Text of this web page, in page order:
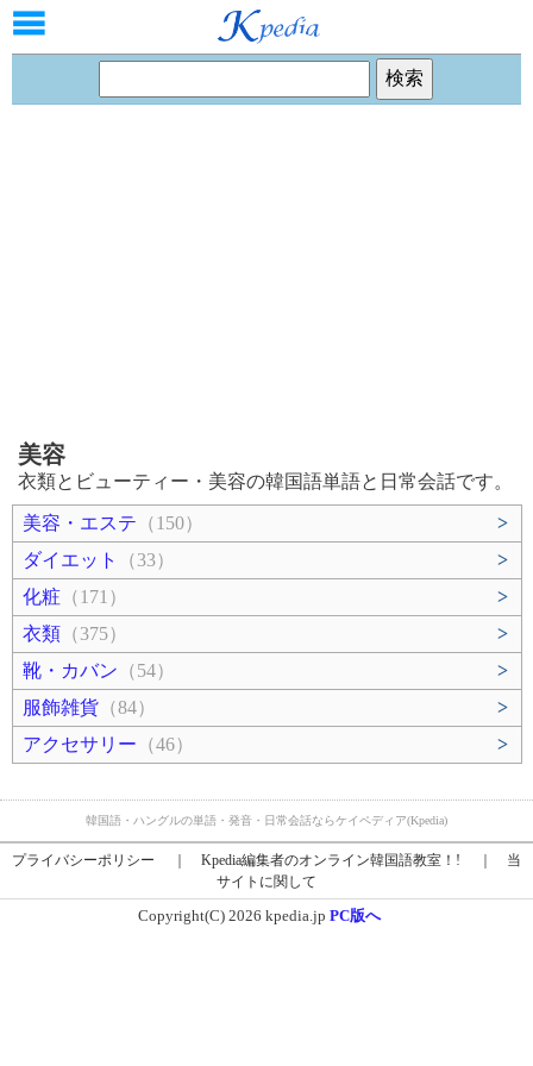
美容
衣類とビューティー・美容の韓国語単語と日常会話です。
美容・エステ （150）
>
ダイエット
（33）
>
化粧 （171）
>
衣類 （375）
>
靴・カバン （54）
>
服飾雑貨 （84）
>
アクセサリー （46） >
韓国語・ハングルの単語・発音・日常会話ならケイペディア(Kpedia)
プライバシーポリシー Kpedia編集者のオンライン韓国語教室！!
当
サイトに関して
Copyright(C) 2026 kpedia.jp PC版へ